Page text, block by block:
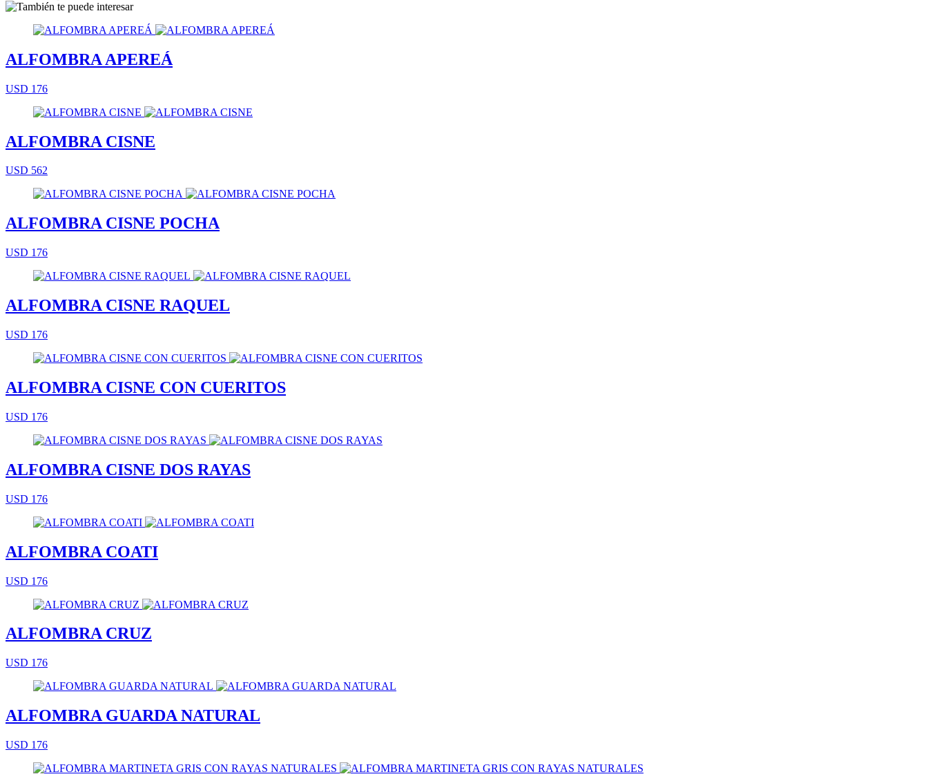
ALFOMBRA APEREÁ
USD 176
ALFOMBRA CISNE
USD 562
ALFOMBRA CISNE POCHA
USD 176
ALFOMBRA CISNE RAQUEL
USD 176
ALFOMBRA CISNE CON CUERITOS
USD 176
ALFOMBRA CISNE DOS RAYAS
USD 176
ALFOMBRA COATI
USD 176
ALFOMBRA CRUZ
USD 176
ALFOMBRA GUARDA NATURAL
USD 176